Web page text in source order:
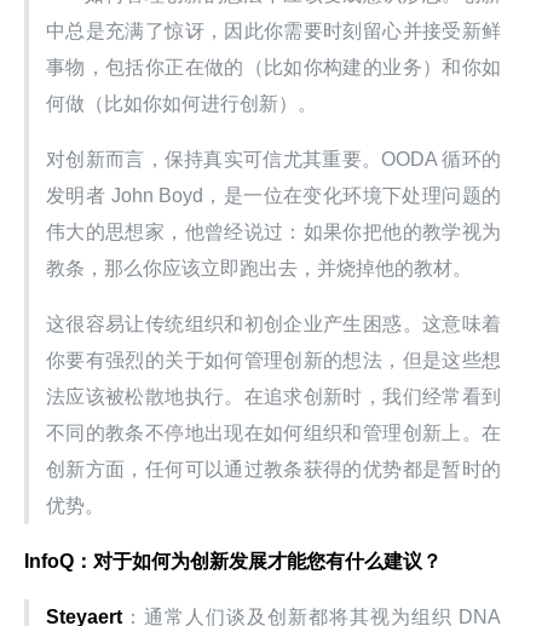
中总是充满了惊讶，因此你需要时刻留心并接受新鲜
事物，包括你正在做的（比如你构建的业务）和你如
何做（比如你如何进行创新）。
对创新而言，保持真实可信尤其重要。OODA 循环的
发明者 John Boyd，是一位在变化环境下处理问题的
伟大的思想家，他曾经说过：如果你把他的教学视为
教条，那么你应该立即跑出去，并烧掉他的教材。
这很容易让传统组织和初创企业产生困惑。这意味着
你要有强烈的关于如何管理创新的想法，但是这些想
法应该被松散地执行。在追求创新时，我们经常看到
不同的教条不停地出现在如何组织和管理创新上。在
创新方面，任何可以通过教条获得的优势都是暂时的
优势。
InfoQ ：对于如何为创新发展才能您有什么建议？
Steyaert ：通常人们谈及创新都将其视为组织 DNA